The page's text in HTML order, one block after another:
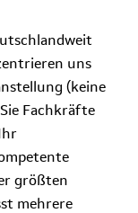
uns
(keine
Fachkräfte
größten
mehrere